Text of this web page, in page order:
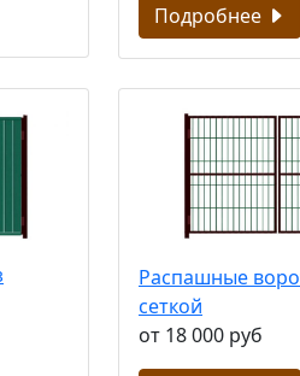
Подробнее
Распашные
сеткой
от 18 000 руб